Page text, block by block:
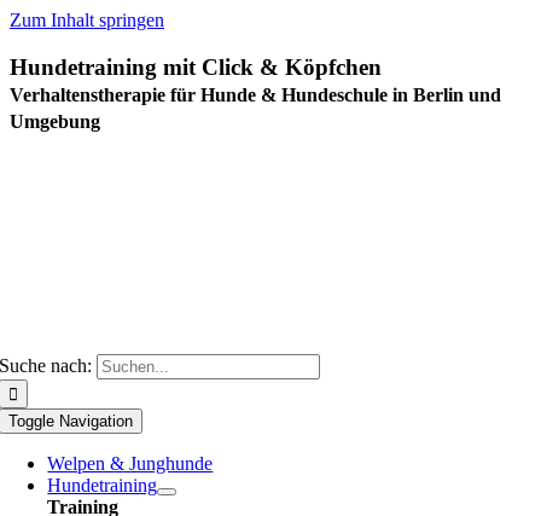
Zum Inhalt springen
Hundetraining mit Click & Köpfchen
Verhaltenstherapie für Hunde & Hundeschule in Berlin und
Umgebung
Suche nach:
Toggle Navigation
Welpen & Junghunde
Hundetraining
Training